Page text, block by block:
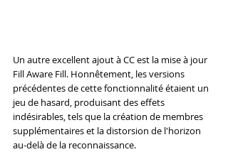
Un autre excellent ajout à CC est la mise à jour
Fill Aware Fill. Honnêtement, les versions
précédentes de cette fonctionnalité étaient un
jeu de hasard, produisant des effets
indésirables, tels que la création de membres
supplémentaires et la distorsion de l'horizon
au-delà de la reconnaissance.